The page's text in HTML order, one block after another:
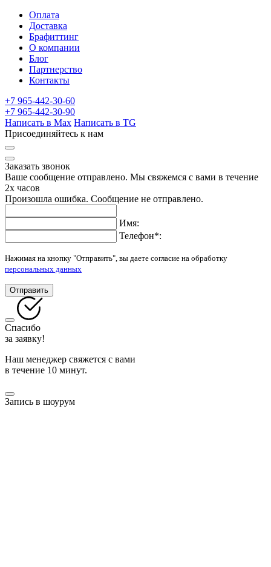
Оплата
Доставка
Брафиттинг
О компании
Блог
Партнерство
Контакты
+7 965-442-30-60
+7 965-442-30-90
Написать в Max Написать в TG
Присоединяйтесь к нам
Заказать звонок
Ваше сообщение отправлено. Мы свяжемся с вами в течение
2х часов
Произошла ошибка. Сообщение не отправлено.
Имя:
Телефон*:
Нажимая на кнопку "Отправить", вы даете согласие на обработку
персональных данных
Отправить
Спасибо
за заявку!
Наш менеджер свяжется с вами
в течение 10 минут.
Запись в шоурум